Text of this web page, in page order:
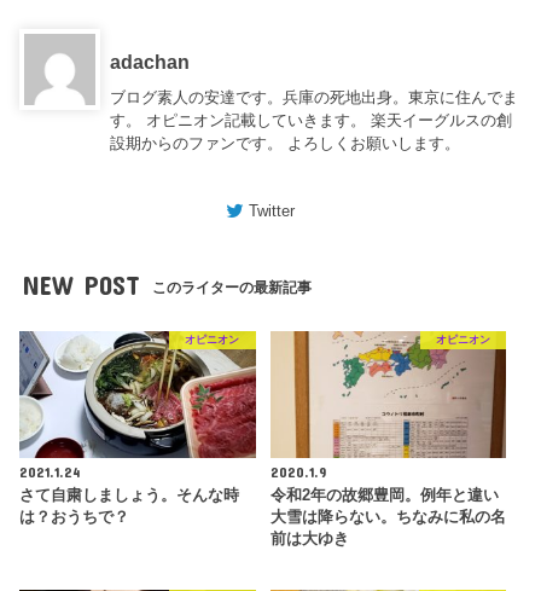
adachan
ブログ素人の安達です。兵庫の死地出身。東京に住んでま
す。 オピニオン記載していきます。 楽天イーグルスの創
設期からのファンです。 よろしくお願いします。
Twitter
NEW POST このライターの最新記事
オピニオン
2021.1.24
さて自粛しましょう。そんな時
は？おうちで？
オピニオン
2020.1.9
令和2年の故郷豊岡。例年と違い
大雪は降らない。ちなみに私の名
前は大ゆき